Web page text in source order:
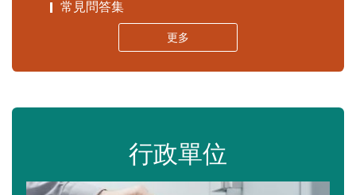
常見問答集
更多
行政單位